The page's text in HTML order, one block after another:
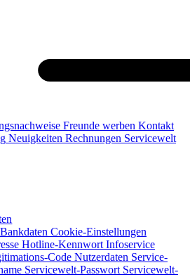
Freunde werben Kontakt
Neuigkeiten Rechnungen Servicewelt
Bankdaten Cookie-Einstellungen
Hotline-Kennwort Infoservice
Code Nutzerdaten Service-
Servicewelt-Passwort Servicewelt-